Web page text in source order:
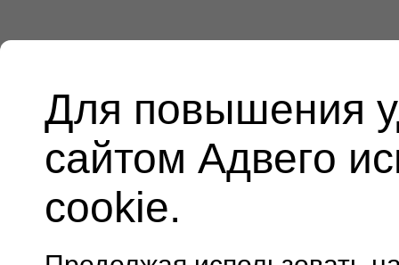
Для повышения
сайтом Адвего
cookie.